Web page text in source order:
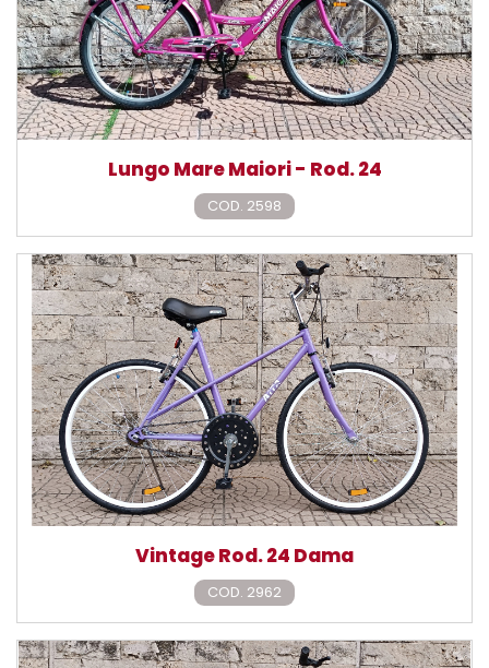
Lungo Mare Maiori - Rod. 24
COD. 2598
Vintage Rod. 24 Dama
COD. 2962